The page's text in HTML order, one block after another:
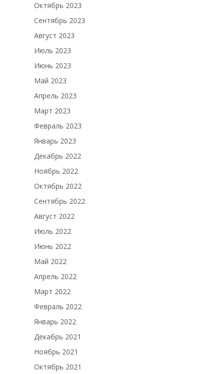
Октябрь 2023
Сентябрь 2023
Август 2023
Июль 2023
Июнь 2023
Май 2023
Апрель 2023
Март 2023
Февраль 2023
Январь 2023
Декабрь 2022
Ноябрь 2022
Октябрь 2022
Сентябрь 2022
Август 2022
Июль 2022
Июнь 2022
Май 2022
Апрель 2022
Март 2022
Февраль 2022
Январь 2022
Декабрь 2021
Ноябрь 2021
Октябрь 2021